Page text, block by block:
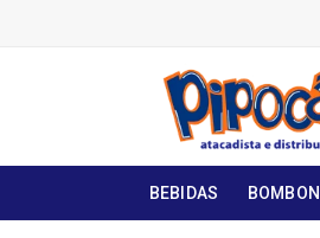
BEBIDAS